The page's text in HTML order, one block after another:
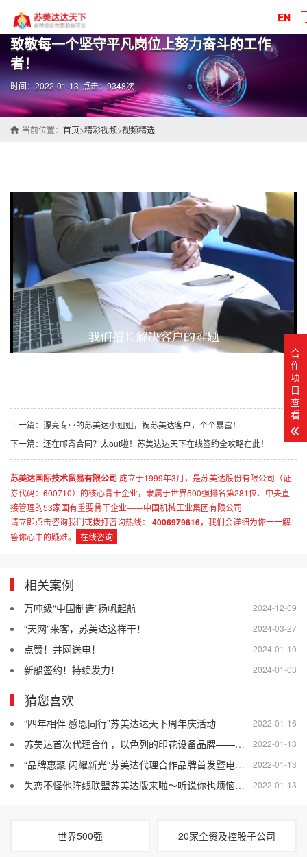
EN
致敬每一个坚守平凡岗位上努力奋斗的工作
者！
时间：2022-01-13 点击：9348次
当前位置： 首页>精彩视频>视频精选
上一篇： 漂亮专业的苏美达小姐姐，祝苏美达客户，个个暴富！
下一篇： 还在邮寄合同？太out啦！苏美达达天下在线签约全攻略在此！
苏美达国际技术贸易有限公司 成立于1999年3月，是苏美达股份有限公司（证
券代码：600710）的核心骨干企业，隶属于世界500强排名第281位、中央直
接管理的53家国有重要骨干企业——中国机械工业集团有限公司
请立即点击咨询我们或拨打咨询热线：
4006979616，我们会详细为你一一解
答你心中的疑难。
在线咨询
相关案例
2024-12-09
万吨级“中国制造”扬帆起航
2024-03-27
“天网”来客，苏美达这样干！
2024-01-10
点赞！并网送电！
2024-01-03
新船签约！持续发力！
猜您喜欢
2022-01-16
“四年相伴 感恩同行”苏美达达天下周年庆活动
2022-01-13
苏美达首次代理合作，以色列的印花设备品牌——康丽数码闪亮登场！
2022-01-13
“品牌惠聚 闪耀新光”苏美达代理合作品牌首发暨电力能源品牌推广会
2022-01-13
失恋不怪他阵线联盟苏美达版来啦～听说你也烦恼转手设备，赶紧找苏美达达天下～
世界500强 20家全资及控股子公司
合
作
项
目
查
看